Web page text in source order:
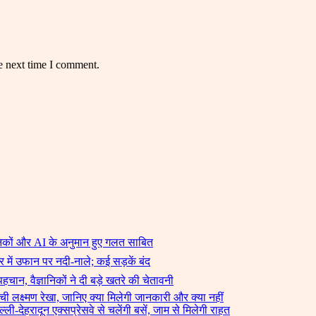
next time I comment.
और AI के अनुमान हुए गलत साबित
में उफान पर नदी-नाले; कई सड़कें बंद
वैज्ञानिकों ने दी बड़े खतरे की चेतावनी
रेखा, जानिए क्या मिलेगी जानकारी और क्या नहीं
देहरादून एक्सप्रेसवे से चलेंगी बसें, जाम से मिलेगी राहत